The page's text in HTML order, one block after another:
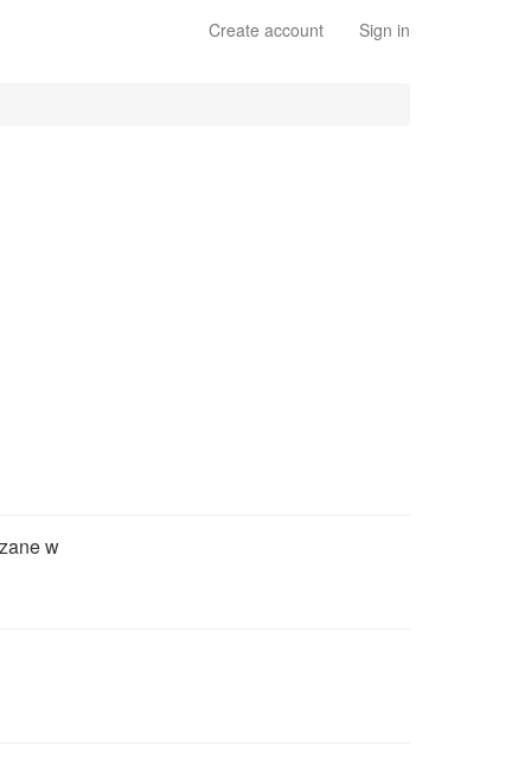
Create account Sign in
w